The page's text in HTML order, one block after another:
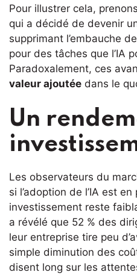
Pour illustrer cela,
qui a décidé de devenir
supprimant l’embauche
pour des tâches que l’IA
Paradoxalement, ces
valeur ajoutée dans le
Un
Les observateurs du
si l’adoption de l’IA est
investissement reste
a révélé que 52 % des
leur entreprise tire peu
simple diminution des
disent long sur les